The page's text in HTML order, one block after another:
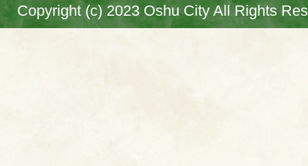
Copyright (c) 2023 Oshu City All Rights